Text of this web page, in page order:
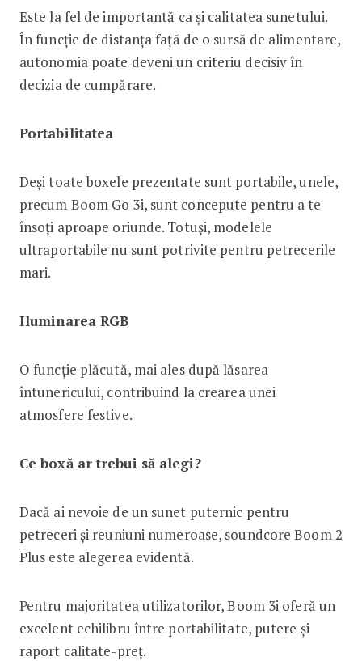
Este la fel de importantă ca și calitatea sunetului.
În funcție de distanța față de o sursă de alimentare,
autonomia poate deveni un criteriu decisiv în
decizia de cumpărare.
Portabilitatea
Deși toate boxele prezentate sunt portabile, unele,
precum Boom Go 3i, sunt concepute pentru a te
însoți aproape oriunde. Totuși, modelele
ultraportabile nu sunt potrivite pentru petrecerile
mari.
Iluminarea RGB
O funcție plăcută, mai ales după lăsarea
întunericului, contribuind la crearea unei
atmosfere festive.
Ce boxă ar trebui să alegi?
Dacă ai nevoie de un sunet puternic pentru
petreceri și reuniuni numeroase, soundcore Boom 2
Plus este alegerea evidentă.
Pentru majoritatea utilizatorilor, Boom 3i oferă un
excelent echilibru între portabilitate, putere și
raport calitate-preț.